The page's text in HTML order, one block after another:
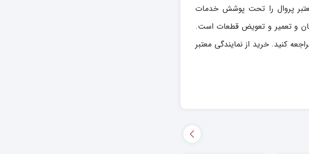
پروال را تحت پوشش خدمات
و تعمیر و تعویض قطعات است.
کنید. خرید از نمایندگی معتبر